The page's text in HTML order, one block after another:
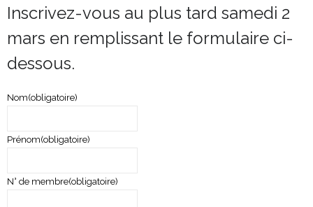
Inscrivez-vous au plus tard samedi 2
mars en remplissant le formulaire ci-
dessous.
Nom(obligatoire)
Prénom(obligatoire)
N° de membre(obligatoire)